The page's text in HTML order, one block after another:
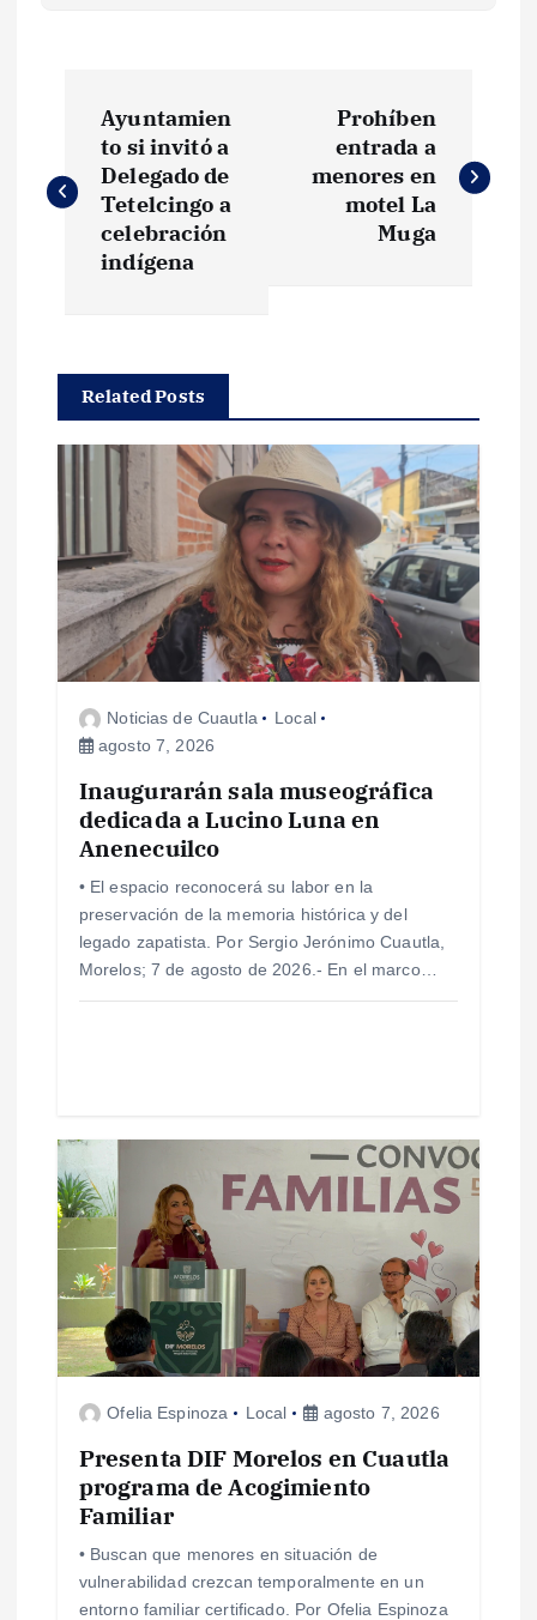
v
a
c
ó
n
d
a
s
Ayuntamien
to si invitó a
Delegado de
Tetelcingo a
celebración
indígena
Prohíben
entrada a
menores en
motel La
Muga
Related Posts
Noticias de Cuautla
Local
agosto 7, 2026
Inaugurarán sala museográfica
dedicada a Lucino Luna en
Anenecuilco
• El espacio reconocerá su labor en la
preservación de la memoria histórica y del
legado zapatista. Por Sergio Jerónimo Cuautla,
Morelos; 7 de agosto de 2026.- En el marco…
Ofelia Espinoza Local agosto 7, 2026
Presenta DIF Morelos en Cuautla
programa de Acogimiento
Familiar
• Buscan que menores en situación de
vulnerabilidad crezcan temporalmente en un
entorno familiar certificado. Por Ofelia Espinoza